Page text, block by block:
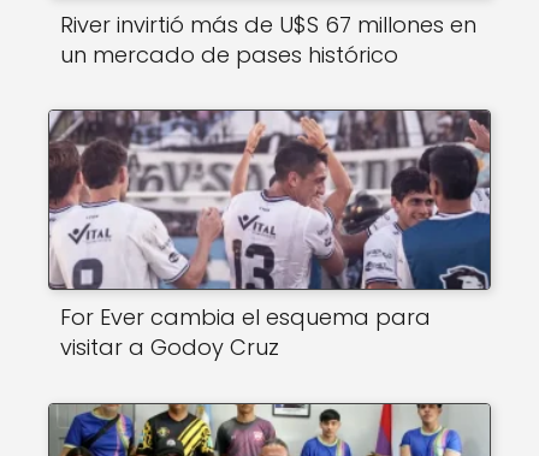
River invirtió más de U$S 67 millones en
un mercado de pases histórico
For Ever cambia el esquema para
visitar a Godoy Cruz